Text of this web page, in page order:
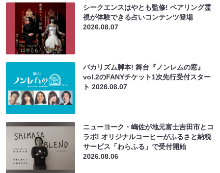
シークエンスはやとも監修! ペアリング霊
視が体験できる占いコンテンツ登場
2026.08.07
バカリズム脚本! 舞台『ノンレムの窓』
vol.2のFANYチケット1次先行受付スター
ト2026.08.07
ニューヨーク・嶋佐が地元富士吉田市とコ
ラボ! オリジナルコーヒーがふるさと納税
サービス「わらふる」で受付開始
2026.08.06